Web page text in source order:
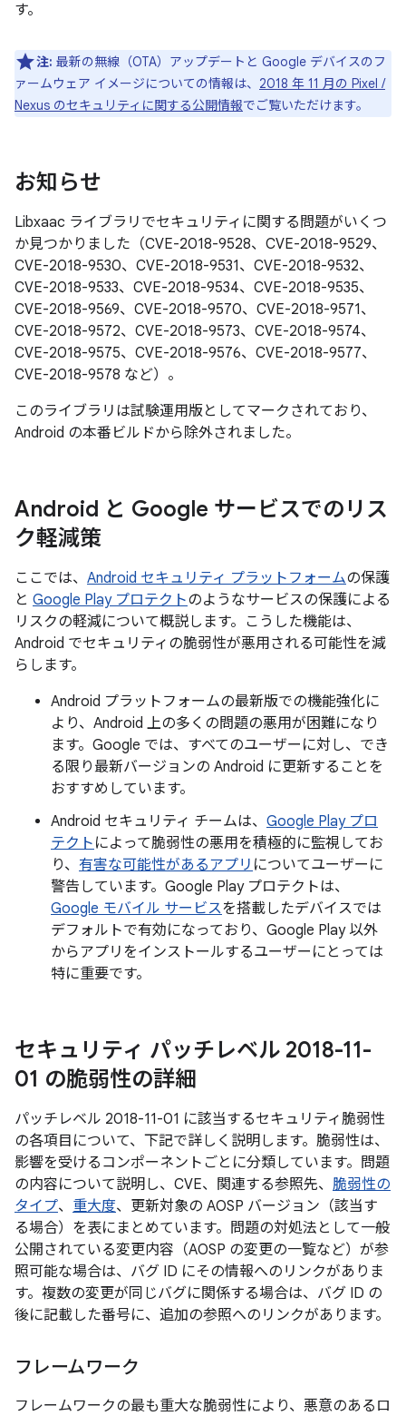
す。
注: 最新の無線（OTA）アップデートと Google デバイスのフ
ァームウェア イメージについての情報は、 2018 年 11 月の Pixel /
Nexus のセキュリティに関する公開情報でご覧いただけます。
お知らせ
Libxaac ライブラリでセキュリティに関する問題がいくつ
か見つかりました（CVE-2018-9528、CVE-2018-9529、
CVE-2018-9530、CVE-2018-9531、CVE-2018-9532、
CVE-2018-9533、CVE-2018-9534、CVE-2018-9535、
CVE-2018-9569、CVE-2018-9570、CVE-2018-9571、
CVE-2018-9572、CVE-2018-9573、CVE-2018-9574、
CVE-2018-9575、CVE-2018-9576、CVE-2018-9577、
CVE-2018-9578 など）。
このライブラリは試験運用版としてマークされており、
Android の本番ビルドから除外されました。
Android と Google サービスでのリス
ク軽減策
ここでは、 Android セキュリティ プラットフォームの保護
と Google Play プロテクトのようなサービスの保護による
リスクの軽減について概説します。こうした機能は、
Android でセキュリティの脆弱性が悪用される可能性を減
らします。
Android プラットフォームの最新版での機能強化に
より、Android 上の多くの問題の悪用が困難になり
ます。Google では、すべてのユーザーに対し、でき
る限り最新バージョンの Android に更新することを
おすすめしています。
Android セキュリティ チームは、 Google Play プロ
テクト によって脆弱性の悪用を積極的に監視してお
り、 有害な可能性があるアプリ についてユーザーに
警告しています。Google Play プロテクトは、
Google モバイル サービスを搭載したデバイスでは
デフォルトで有効になっており、Google Play 以外
からアプリをインストールするユーザーにとっては
特に重要です。
セキュリティ パッチレベル 2018-11-
01 の脆弱性の詳細
パッチレベル 2018-11-01 に該当するセキュリティ脆弱性
の各項目について、下記で詳しく説明します。脆弱性は、
影響を受けるコンポーネントごとに分類しています。問題
の内容について説明し、CVE、関連する参照先、 脆弱性の
タイプ、 重大度、更新対象の AOSP バージョン（該当す
る場合）を表にまとめています。問題の対処法として一般
公開されている変更内容（AOSP の変更の一覧など）が参
照可能な場合は、バグ ID にその情報へのリンクがありま
す。複数の変更が同じバグに関係する場合は、バグ ID の
後に記載した番号に、追加の参照へのリンクがあります。
フレームワーク
フレームワークの最も重大な脆弱性により、悪意のあるロ